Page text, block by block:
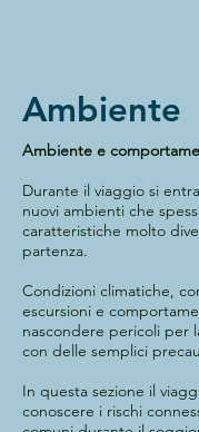
Ambiente
Ambiente e
Durante il viaggio si
nuovi ambienti che
caratteristiche molto
partenza.
Condizioni climatiche,
escursioni e
nascondere pericoli per
con delle semplici
In questa sezione il
conoscere i rischi